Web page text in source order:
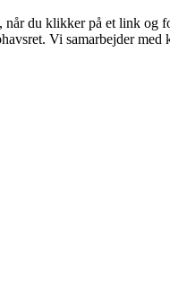
du klikker på et link og
Vi samarbejder